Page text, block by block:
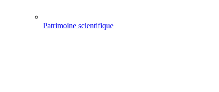
Patrimoine scientifique